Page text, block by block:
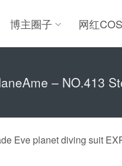
博主圈子 网红COS
– NO.413
Eve planet diving suit